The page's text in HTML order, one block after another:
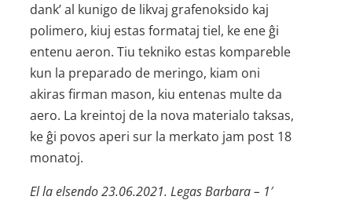
dank’ al kunigo de likvaj grafenoksido kaj
polimero, kiuj estas formataj tiel, ke ene ĝi
entenu aeron. Tiu tekniko estas kompareble
kun la preparado de meringo, kiam oni
akiras firman mason, kiu entenas multe da
aero. La kreintoj de la nova materialo taksas,
ke ĝi povos aperi sur la merkato jam post 18
monatoj.
El la elsendo 23.06.2021. Legas Barbara – 1′